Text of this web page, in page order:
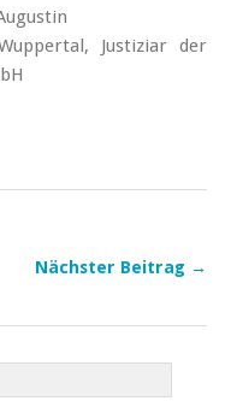
Justiziar der
Nächster Beitrag →